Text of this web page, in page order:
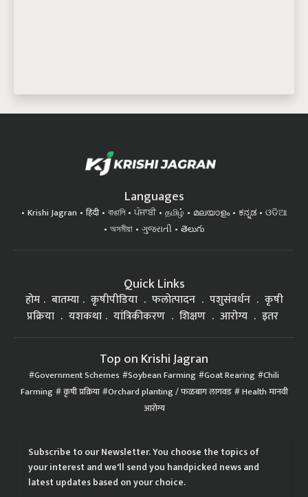
Languages
Krishi Jagran हिंदी বাঙালি ਪੰਜਾਬੀ தமிழ் മലയാളം ಕನ್ನಡ
ଓଡିଆ
অসমীয়া
ગુજરાતી తెలుగు
Quick Links
होम बातम्या कृषीपीडिया फलोत्पादन पशुसंवर्धन
कृषी
प्रक्रिया
यशकथा यांत्रिकीकरण शिक्षण आरोग्य इतर
Top on Krishi Jagran
Government Schemes Soybean Farming Goat Rearing Chili
Farming कृषी प्रक्रिया Orchard planting / फळबाग लागवड Health मानवी
आरोग्य
Subscribe to our Newsletter. You choose the topics of
your interest and we'll send you handpicked news and
latest updates based on your choice.